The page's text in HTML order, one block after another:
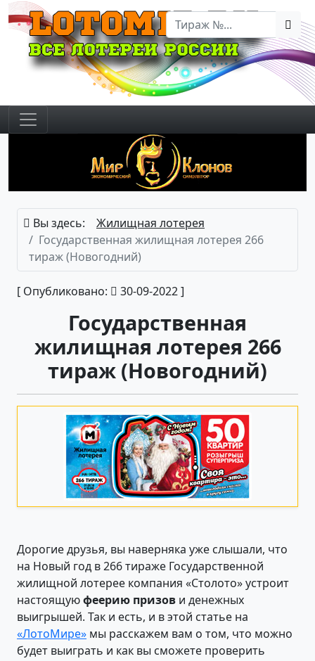
Вы здесь:
Жилищная лотерея
Государственная жилищная лотерея 266
тираж (Новогодний)
[ Опубликовано: 30-09-2022 ]
Государственная
жилищная лотерея 266
тираж (Новогодний)
Дорогие друзья, вы наверняка уже слышали, что
на Новый год в 266 тираже Государственной
жилищной лотерее компания «Столото» устроит
настоящуюфеерию призов и денежных
выигрышей. Так и есть, и в этой статье на
«ЛотоМире» мы расскажем вам о том, что можно
будет выиграть и как вы сможете проверить